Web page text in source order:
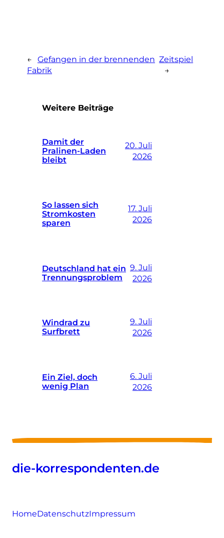
← Gefangen in der brennenden
Fabrik
Zeitspiel
→
Weitere Beiträge
Damit der
Pralinen-Laden
bleibt
20. Juli
2026
So lassen sich
Stromkosten
sparen
17. Juli
2026
Deutschland hat ein
Trennungsproblem
9. Juli
2026
Windrad zu
Surfbrett
9. Juli
2026
Ein Ziel, doch
wenig Plan
6. Juli
2026
die-korrespondenten.de
HomeDatenschutzImpressum